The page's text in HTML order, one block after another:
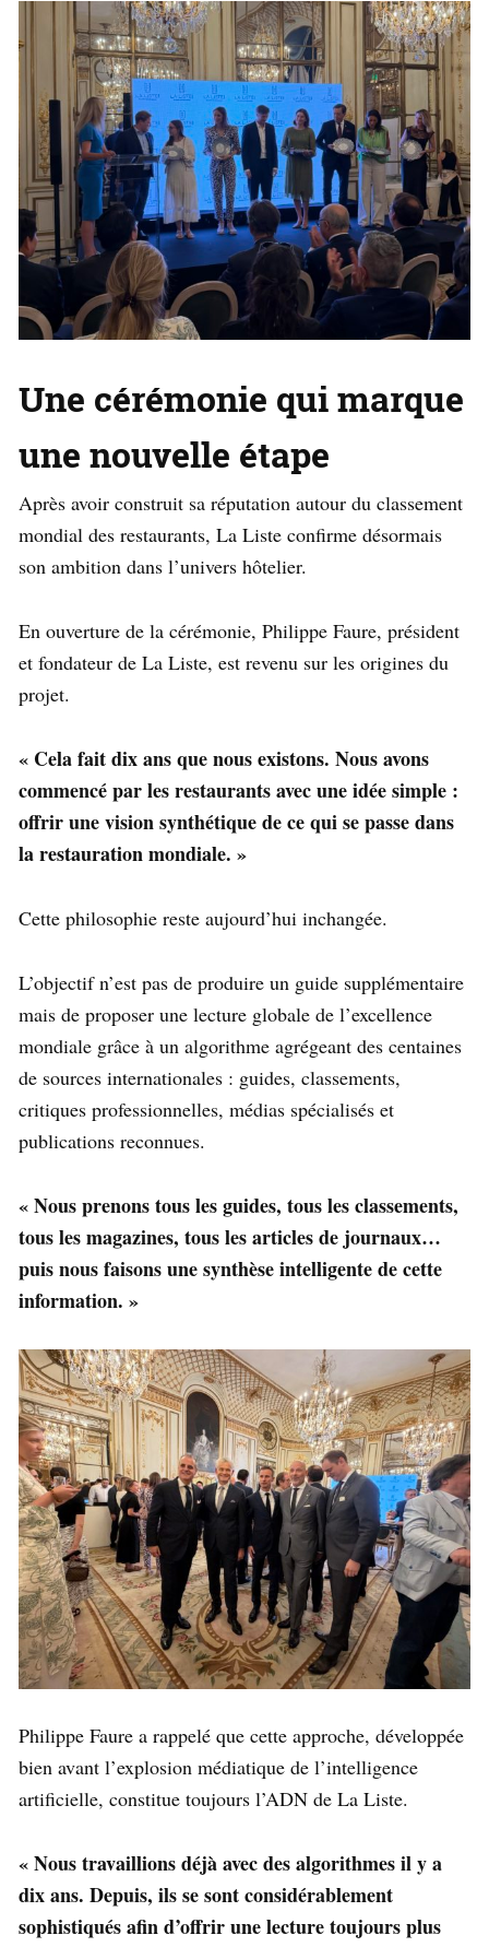
Une cérémonie qui marque
une nouvelle étape
Après avoir construit sa réputation autour du classement
mondial des restaurants, La Liste confirme désormais
son ambition dans l’univers hôtelier.
En ouverture de la cérémonie, Philippe Faure, président
et fondateur de La Liste, est revenu sur les origines du
projet.
« Cela fait dix ans que nous existons. Nous avons
commencé par les restaurants avec une idée simple :
offrir une vision synthétique de ce qui se passe dans
la restauration mondiale. »
Cette philosophie reste aujourd’hui inchangée.
L’objectif n’est pas de produire un guide supplémentaire
mais de proposer une lecture globale de l’excellence
mondiale grâce à un algorithme agrégeant des centaines
de sources internationales : guides, classements,
critiques professionnelles, médias spécialisés et
publications reconnues.
« Nous prenons tous les guides, tous les classements,
tous les magazines, tous les articles de journaux…
puis nous faisons une synthèse intelligente de cette
information. »
Philippe Faure a rappelé que cette approche, développée
bien avant l’explosion médiatique de l’intelligence
artificielle, constitue toujours l’ADN de La Liste.
« Nous travaillions déjà avec des algorithmes il y a
dix ans. Depuis, ils se sont considérablement
sophistiqués afin d’offrir une lecture toujours plus